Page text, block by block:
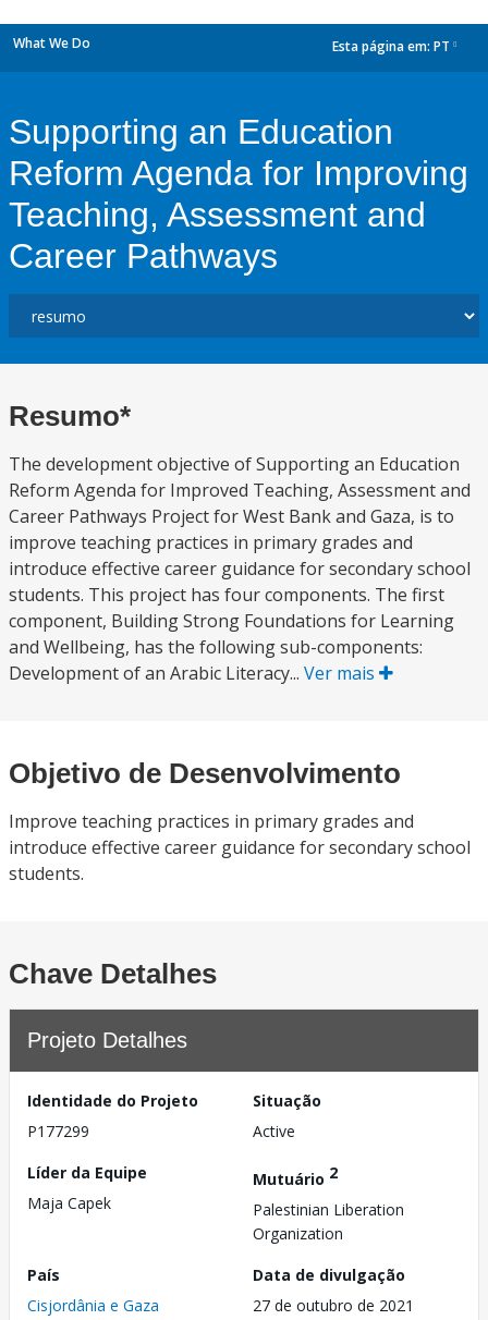
What We Do Esta página em: PT
Supporting an Education
Reform Agenda for Improving
Teaching, Assessment and
Career Pathways
Resumo*
The development objective of Supporting an Education
Reform Agenda for Improved Teaching, Assessment and
Career Pathways Project for West Bank and Gaza, is to
improve teaching practices in primary grades and
introduce effective career guidance for secondary school
students. This project has four components. The first
component, Building Strong Foundations for Learning
and Wellbeing, has the following sub-components:
Development of an Arabic Literacy... Ver mais
Objetivo de Desenvolvimento
Improve teaching practices in primary grades and
introduce effective career guidance for secondary school
students.
Chave Detalhes
Projeto Detalhes
Identidade do Projeto
P177299
Situação
Active
Líder da Equipe
Maja Capek
Mutuário 2
Palestinian Liberation
Organization
País
Cisjordânia e Gaza
Data de divulgação
27 de outubro de 2021